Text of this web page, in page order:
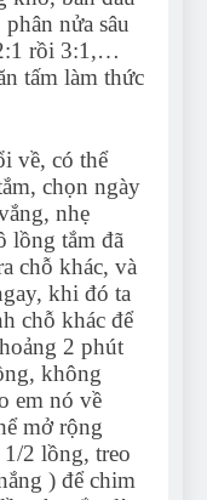
nửa sâu
rồi 3:1,…
tấm làm thức
về, có thể
chọn ngày
nhẹ
lồng tắm đã
chỗ khác, và
khi đó ta
chỗ khác để
2 phút
không
em nó về
mở rộng
2 lồng, treo
) để chim